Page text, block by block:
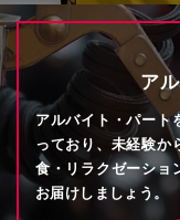
ア
アルバイト・パート
っており、未経験か
食・リラクゼーショ
お届けしましょう。